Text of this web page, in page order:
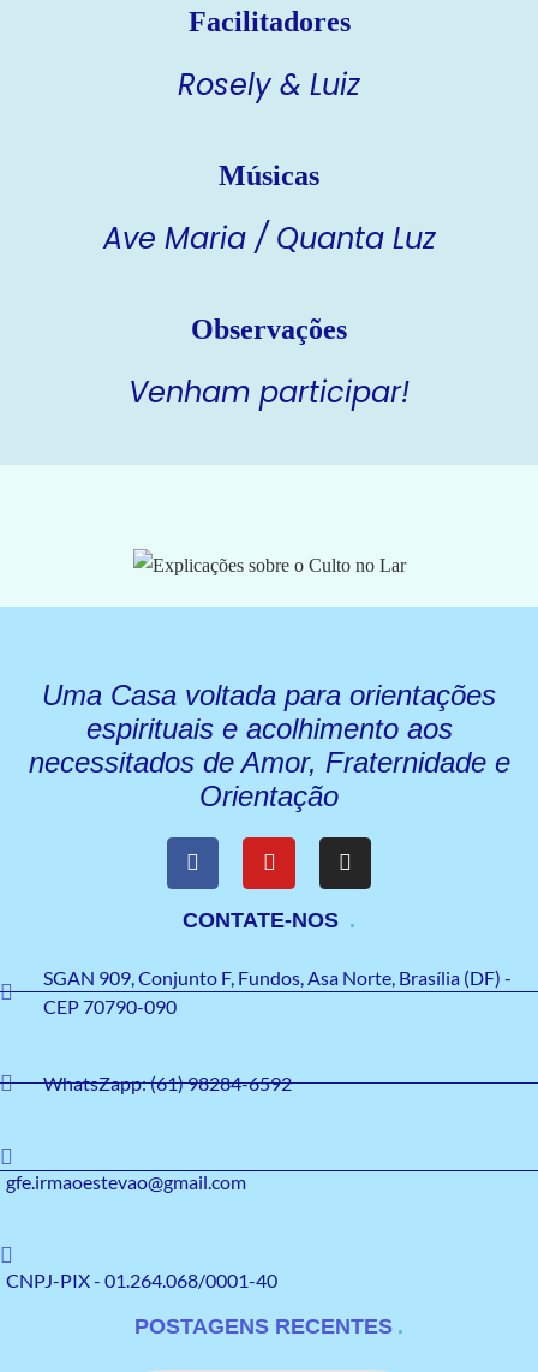
Facilitadores
Rosely & Luiz
Músicas
Ave Maria / Quanta Luz
Observações
Venham participar!
Uma Casa voltada para orientações
espirituais e acolhimento aos
necessitados de Amor, Fraternidade e
Orientação
CONTATE-NOS
SGAN 909, Conjunto F, Fundos, Asa Norte, Brasília (DF) -
CEP 70790-090
WhatsZapp: (61) 98284-6592
gfe.irmaoestevao@gmail.com
CNPJ-PIX - 01.264.068/0001-40
POSTAGENS RECENTES